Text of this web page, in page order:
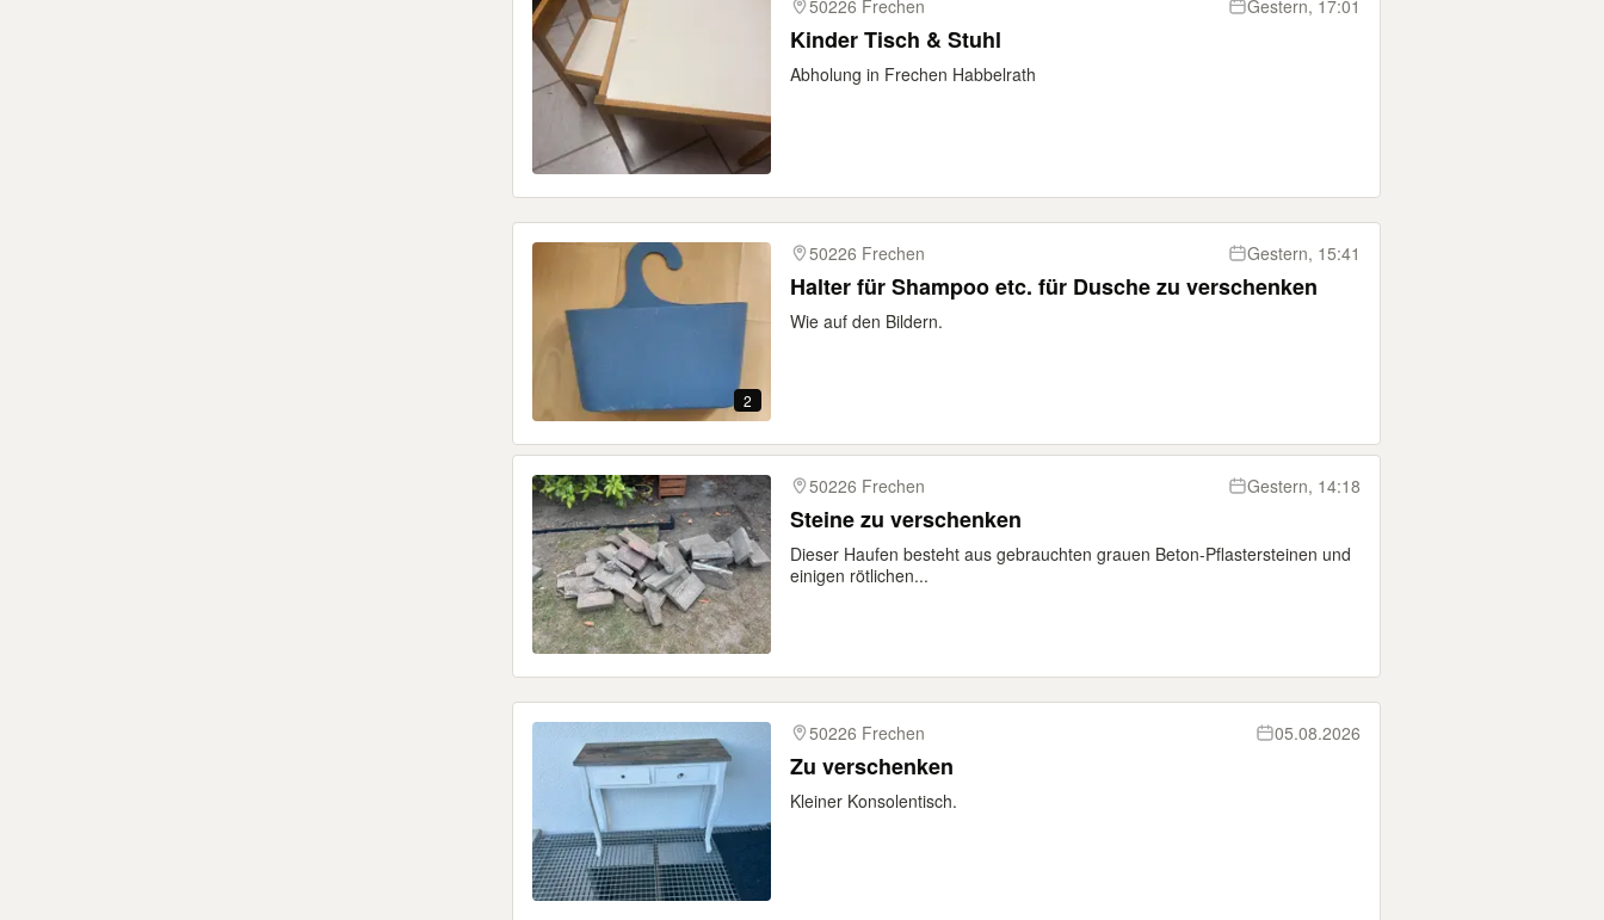
50226 Frechen Gestern, 17:01
Kinder Tisch & Stuhl
Abholung in Frechen Habbelrath
2
50226 Frechen Gestern, 15:41
Halter für Shampoo etc. für Dusche zu verschenken
Wie auf den Bildern.
50226 Frechen Gestern, 14:18
Steine zu verschenken
Dieser Haufen besteht aus gebrauchten grauen Beton-Pflastersteinen und
einigen rötlichen...
50226 Frechen 05.08.2026
Zu verschenken
Kleiner Konsolentisch.